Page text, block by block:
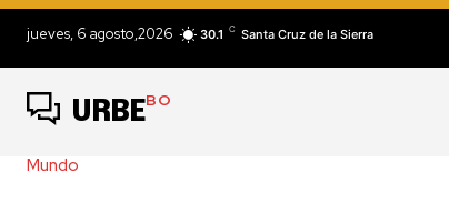
jueves, 6 agosto,2026 30.1 C Santa Cruz de la Sierra
URBEBO
Mundo